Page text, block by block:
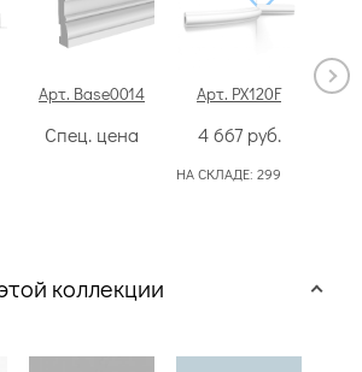
Арт. Base0014
Спец. цена
Арт. PX120F
4 667руб.
НА СКЛАДЕ: 299
коллекции